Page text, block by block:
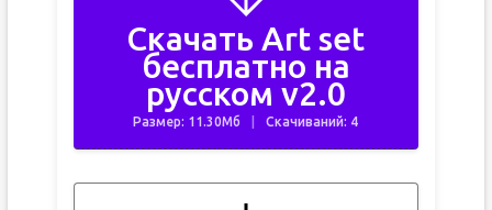
Скачать Art set
бесплатно на
русском v2.0
Размер: 11.30Мб Скачиваний: 4